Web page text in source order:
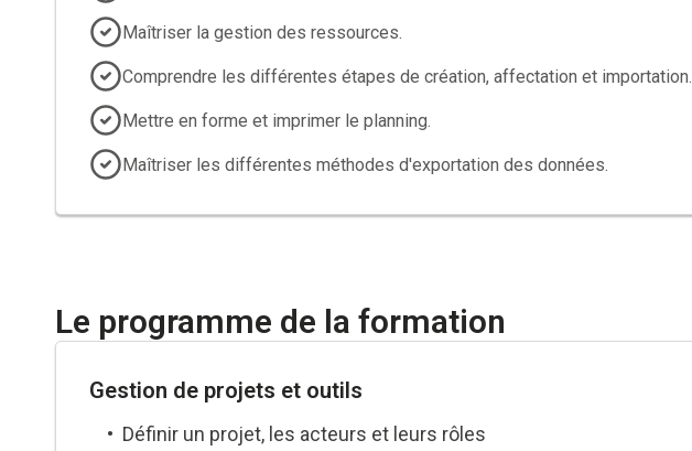
Maîtriser la gestion des ressources.
Comprendre les différentes étapes de création, affectation et importation.
Mettre en forme et imprimer le planning.
Maîtriser les différentes méthodes d'exportation des données.
Le programme de la formation
Gestion de projets et outils
Définir un projet, les acteurs et leurs rôles